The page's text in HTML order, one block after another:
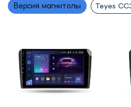
Версия магнитолы Teyes